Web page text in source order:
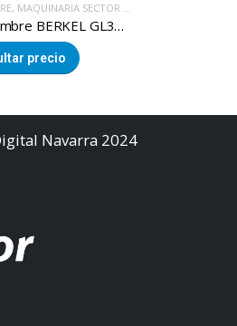
, MAQUINARIA SECTOR ALIMENTACION
Cortadora de fiambre BERKEL SLG370
precio
Navarra 2024